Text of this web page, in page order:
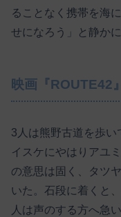
ることなく携帯を海
せになろう」と静かに
映画『ROUTE42
3人は熊野古道を歩
イスケにやはりアユ
の意思は固く、タツ
いた。石段に着くと
人は声のする方へ急い